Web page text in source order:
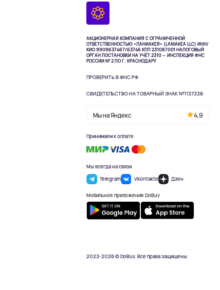
АКЦИОНЕРНАЯ КОМПАНИЯ С ОГРАНИЧЕННОЙ
ОТВЕТСТВЕННОСТЬЮ «ЛАНИАКЕЯ» (LANIAKEA LLC) ИНН/
КИО 9909637467/63746 КПП 231087001НАЛОГОВЫЙ
ОРГАН ПОСТАНОВКИ НА УЧЁТ 2310 — ИНСПЕКЦИЯ ФНС
РОССИИ № 2 ПО Г. КРАСНОДАРУ
ПРОВЕРИТЬ В ФНС РФ
СВИДЕТЕЛЬСТВО НА ТОВАРНЫЙ ЗНАК №1137338
Мы на Яндекс 4,9
Принимаем к оплате
Мы всегда на связи
Telegram
Vkontakte Дзен
Мобильное приложение DoBuy
2023-2026 © DoBuy. Все права защищены